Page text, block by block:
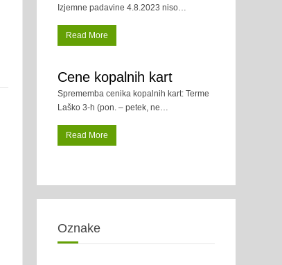
Izjemne padavine 4.8.2023 niso…
Read More
Cene kopalnih kart
Sprememba cenika kopalnih kart: Terme
Laško 3-h (pon. – petek, ne…
Read More
Oznake